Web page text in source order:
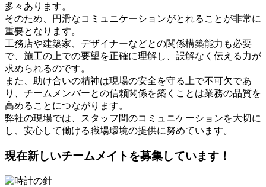
多々あります。
そのため、円滑なコミュニケーションがとれることが非常に
重要となります。
工務店や建築家、デザイナーなどとの関係構築能力も必要
で、施工の上での要望を正確に理解し、誤解なく伝える力が
求められるのです。
また、助け合いの精神は現場の安全を守る上で不可欠であ
り、チームメンバーとの信頼関係を築くことは業務の品質を
高めることにつながります。
弊社の現場では、スタッフ間のコミュニケーションを大切に
し、安心して働ける職場環境の提供に努めています。
現在新しいチームメイトを募集しています！